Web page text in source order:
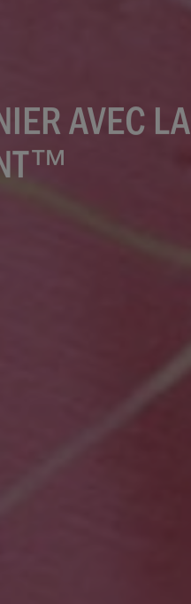
AVEC LA